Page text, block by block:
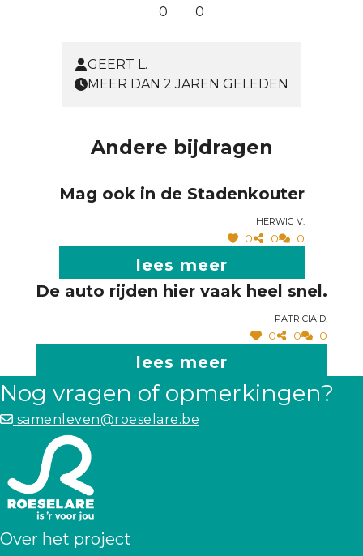
0 0
GEERT L.
MEER DAN 2 JAREN GELEDEN
Andere bijdragen
Mag ook in de Stadenkouter
Herwig V.
0 0 0
lees meer
De auto rijden hier vaak heel snel.
Patricia D.
0 0 0
lees meer
Nog vragen of opmerkingen?
samenleven@roeselare.be
Over het project